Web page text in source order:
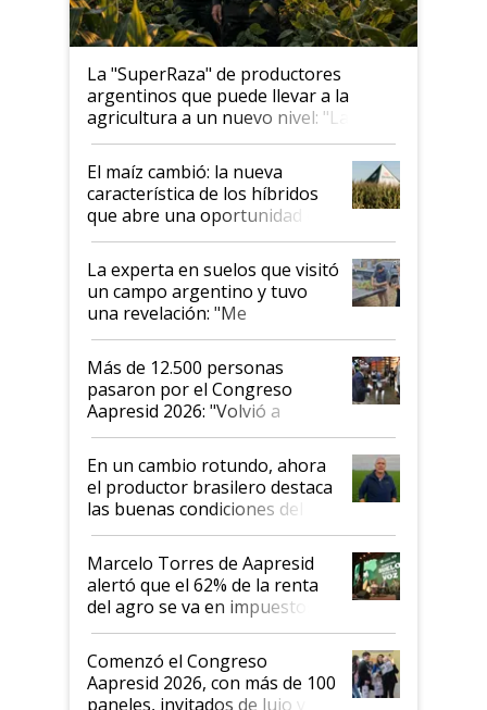
La "SuperRaza" de productores
argentinos que puede llevar a la
agricultura a un nuevo nivel: "Las
posibilidades de crecimiento son
infinitas"
El maíz cambió: la nueva
característica de los híbridos
que abre una oportunidad en
el lote
La experta en suelos que visitó
un campo argentino y tuvo
una revelación: "Me
impresionó mucho"
Más de 12.500 personas
pasaron por el Congreso
Aapresid 2026: "Volvió a
demostrar que hablar del
suelo es hablar de todo el
sistema productivo"
En un cambio rotundo, ahora
el productor brasilero destaca
las buenas condiciones del
agro argentino para invertir:
"Los veo más motivados"
Marcelo Torres de Aapresid
alertó que el 62% de la renta
del agro se va en impuestos:
"No es bueno que en
Argentina se sigan discutiendo
las mismas cosas de hace 50
años"
Comenzó el Congreso
Aapresid 2026, con más de 100
paneles, invitados de lujo y